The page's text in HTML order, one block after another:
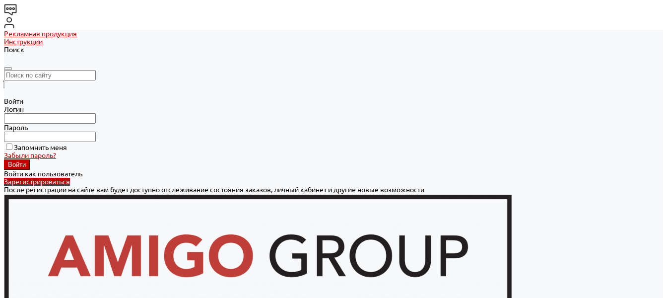
Рекламная продукция
Инструкции
Поиск
Войти
Логин
Пароль
Запомнить меня
Забыли пароль?
Войти как пользователь
Зарегистрироваться
После регистрации на сайте вам будет доступно отслеживание состояния заказов, личный кабинет и другие новые возможности